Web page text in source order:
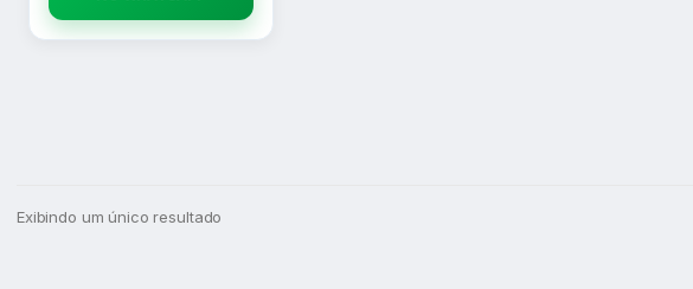
Exibindo um único resultado